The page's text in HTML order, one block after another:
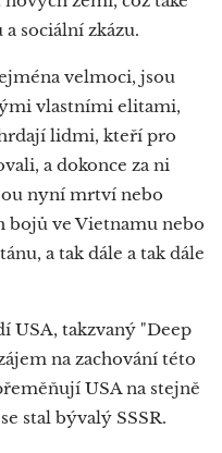
sociální zkázu.
velmoci, jsou
vlastními elitami,
lidmi, kteří pro
a dokonce za ni
nyní mrtví nebo
bojů ve Vietnamu nebo
a tak dále a tak dále
USA, takzvaný "Deep
na zachování této
USA na stejně
stal bývalý SSSR.